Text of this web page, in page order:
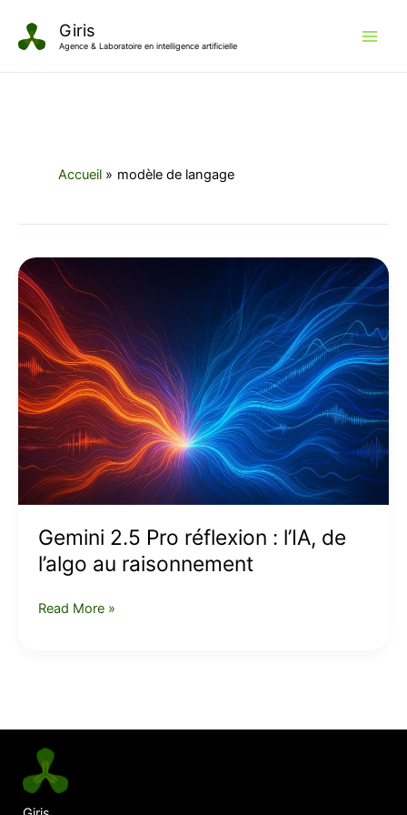
contenu
Giris
Agence & Laboratoire en intelligence artificielle
Accueil modèle de langage
Gemini 2.5 Pro réflexion : l’IA, de
l’algo au raisonnement
Gemini
2.5
Pro
réflexion
:
l’IA,
de
l’algo
au
raisonnement
Read More »